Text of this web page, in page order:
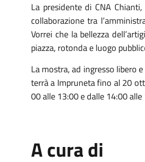
La presidente di CNA Chianti,
collaborazionetra l’
Vorrei che la bellezza dell’
piazza, rotondaeluogo
Lamostra,ad ingresso libero e
terràa Imprunetafino al 20
00alle 13:00edalle 14:00alle
A cura di